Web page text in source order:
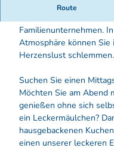
a
u
r
n
t
C
a
Route
Im Herzen von
Familienunternehmen.
Atmosphäre können Sie
Herzenslust schlemmen.
Suchen Sie einen
Möchten Sie am Abend
genießen ohne sich
ein Leckermäulchen?
hausgebackenen
einen unserer leckeren